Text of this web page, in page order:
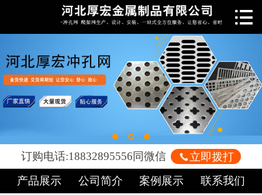
 网站首页
关于我们
新闻中心
产品中心
车间展示
案例展示
荣誉资质

订购电话:18832895556同微信 立即拨打
产品展示
公司简介 案例展示 联系我们